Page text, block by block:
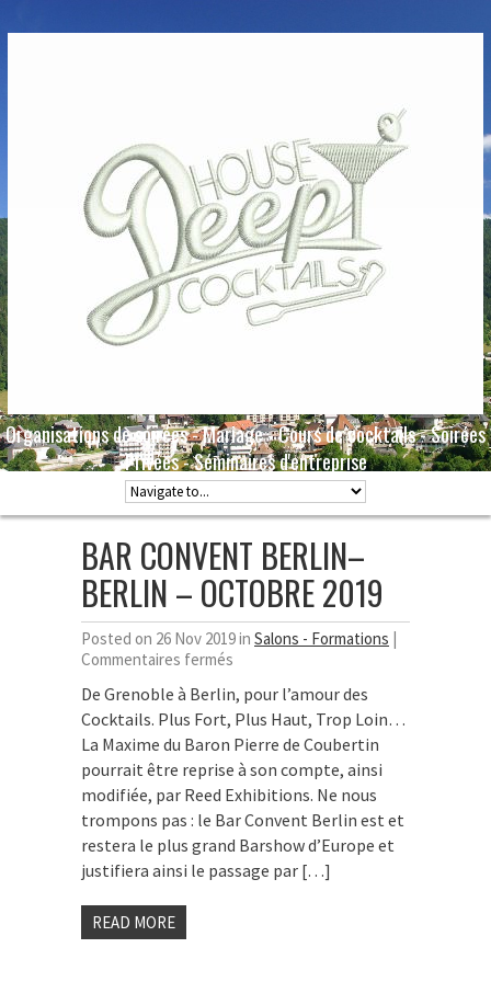
Organisations de soirées - Mariage - Cours de cocktails - Soirées
Privées - Séminaires d'entreprise
BAR CONVENT BERLIN–
BERLIN – OCTOBRE 2019
Posted on 26 Nov 2019 in Salons - Formations |
Commentaires fermés
Convent
Berlin–
Berlin
–
Octobre
2019
De Grenoble à Berlin, pour l’amour des
Cocktails. Plus Fort, Plus Haut, Trop Loin…
La Maxime du Baron Pierre de Coubertin
pourrait être reprise à son compte, ainsi
modifiée, par Reed Exhibitions. Ne nous
trompons pas : le Bar Convent Berlin est et
restera le plus grand Barshow d’Europe et
justifiera ainsi le passage par […]
READ MORE